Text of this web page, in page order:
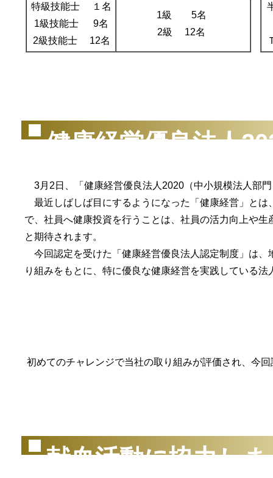
特級技能士 １名
1級技能士 9名
2級技能士 12名
1級 5名
2級 12名
健康経営優良法人
3月2日、「健康経営優良法人2020（中小規模法人部
最近しばしば目にするようになった「健康経営」とは
で、社員へ健康投資を行うことは、社員の活力向上や
と期待されます。
今回認定を受けた「健康経営優良法人認定制度」は、
り組みをもとに、特に優良な健康経営を実践している
初めてのチャレンジで当社の取り組みが評価され、今
献血活動に協力し